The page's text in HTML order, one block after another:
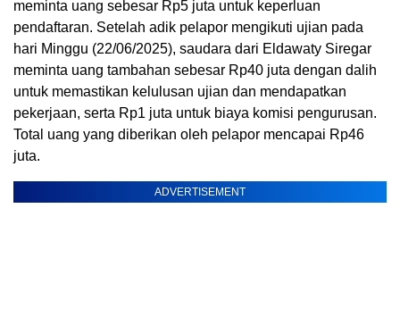
meminta uang sebesar Rp5 juta untuk keperluan
pendaftaran. Setelah adik pelapor mengikuti ujian pada
hari Minggu (22/06/2025), saudara dari Eldawaty Siregar
meminta uang tambahan sebesar Rp40 juta dengan dalih
untuk memastikan kelulusan ujian dan mendapatkan
pekerjaan, serta Rp1 juta untuk biaya komisi pengurusan.
Total uang yang diberikan oleh pelapor mencapai Rp46
juta.
ADVERTISEMENT